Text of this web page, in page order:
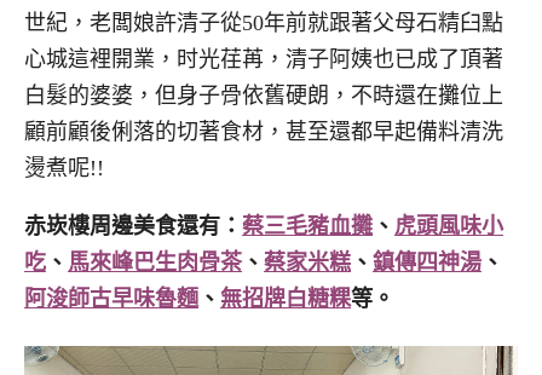
世紀，老闆娘許清子從50年前就跟著父母石精臼點
心城這裡開業，时光荏苒，清子阿姨也已成了頂著
白髮的婆婆，但身子骨依舊硬朗，不時還在攤位上
顧前顧後俐落的切著食材，甚至還都早起備料清洗
燙煮呢!!
赤崁樓周邊美食還有： 蔡三毛豬血攤 、 虎頭風味小
吃 、 馬來峰巴生肉骨茶 、 蔡家米糕 、 鎮傳四神湯 、
阿浚師古早味魯麵、 無招牌白糖粿等。